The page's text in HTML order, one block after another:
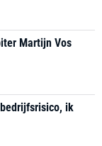
Martijn Vos
ik